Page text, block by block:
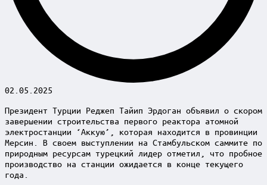
02.05.2025
Президент Турции Реджеп Тайип Эрдоган объявил о скором
завершении строительства первого реактора атомной
электростанции ‘Аккую’, которая находится в провинции
Мерсин. В своем выступлении на Стамбульском саммите по
природным ресурсам турецкий лидер отметил, что пробное
производство на станции ожидается в конце текущего
года.